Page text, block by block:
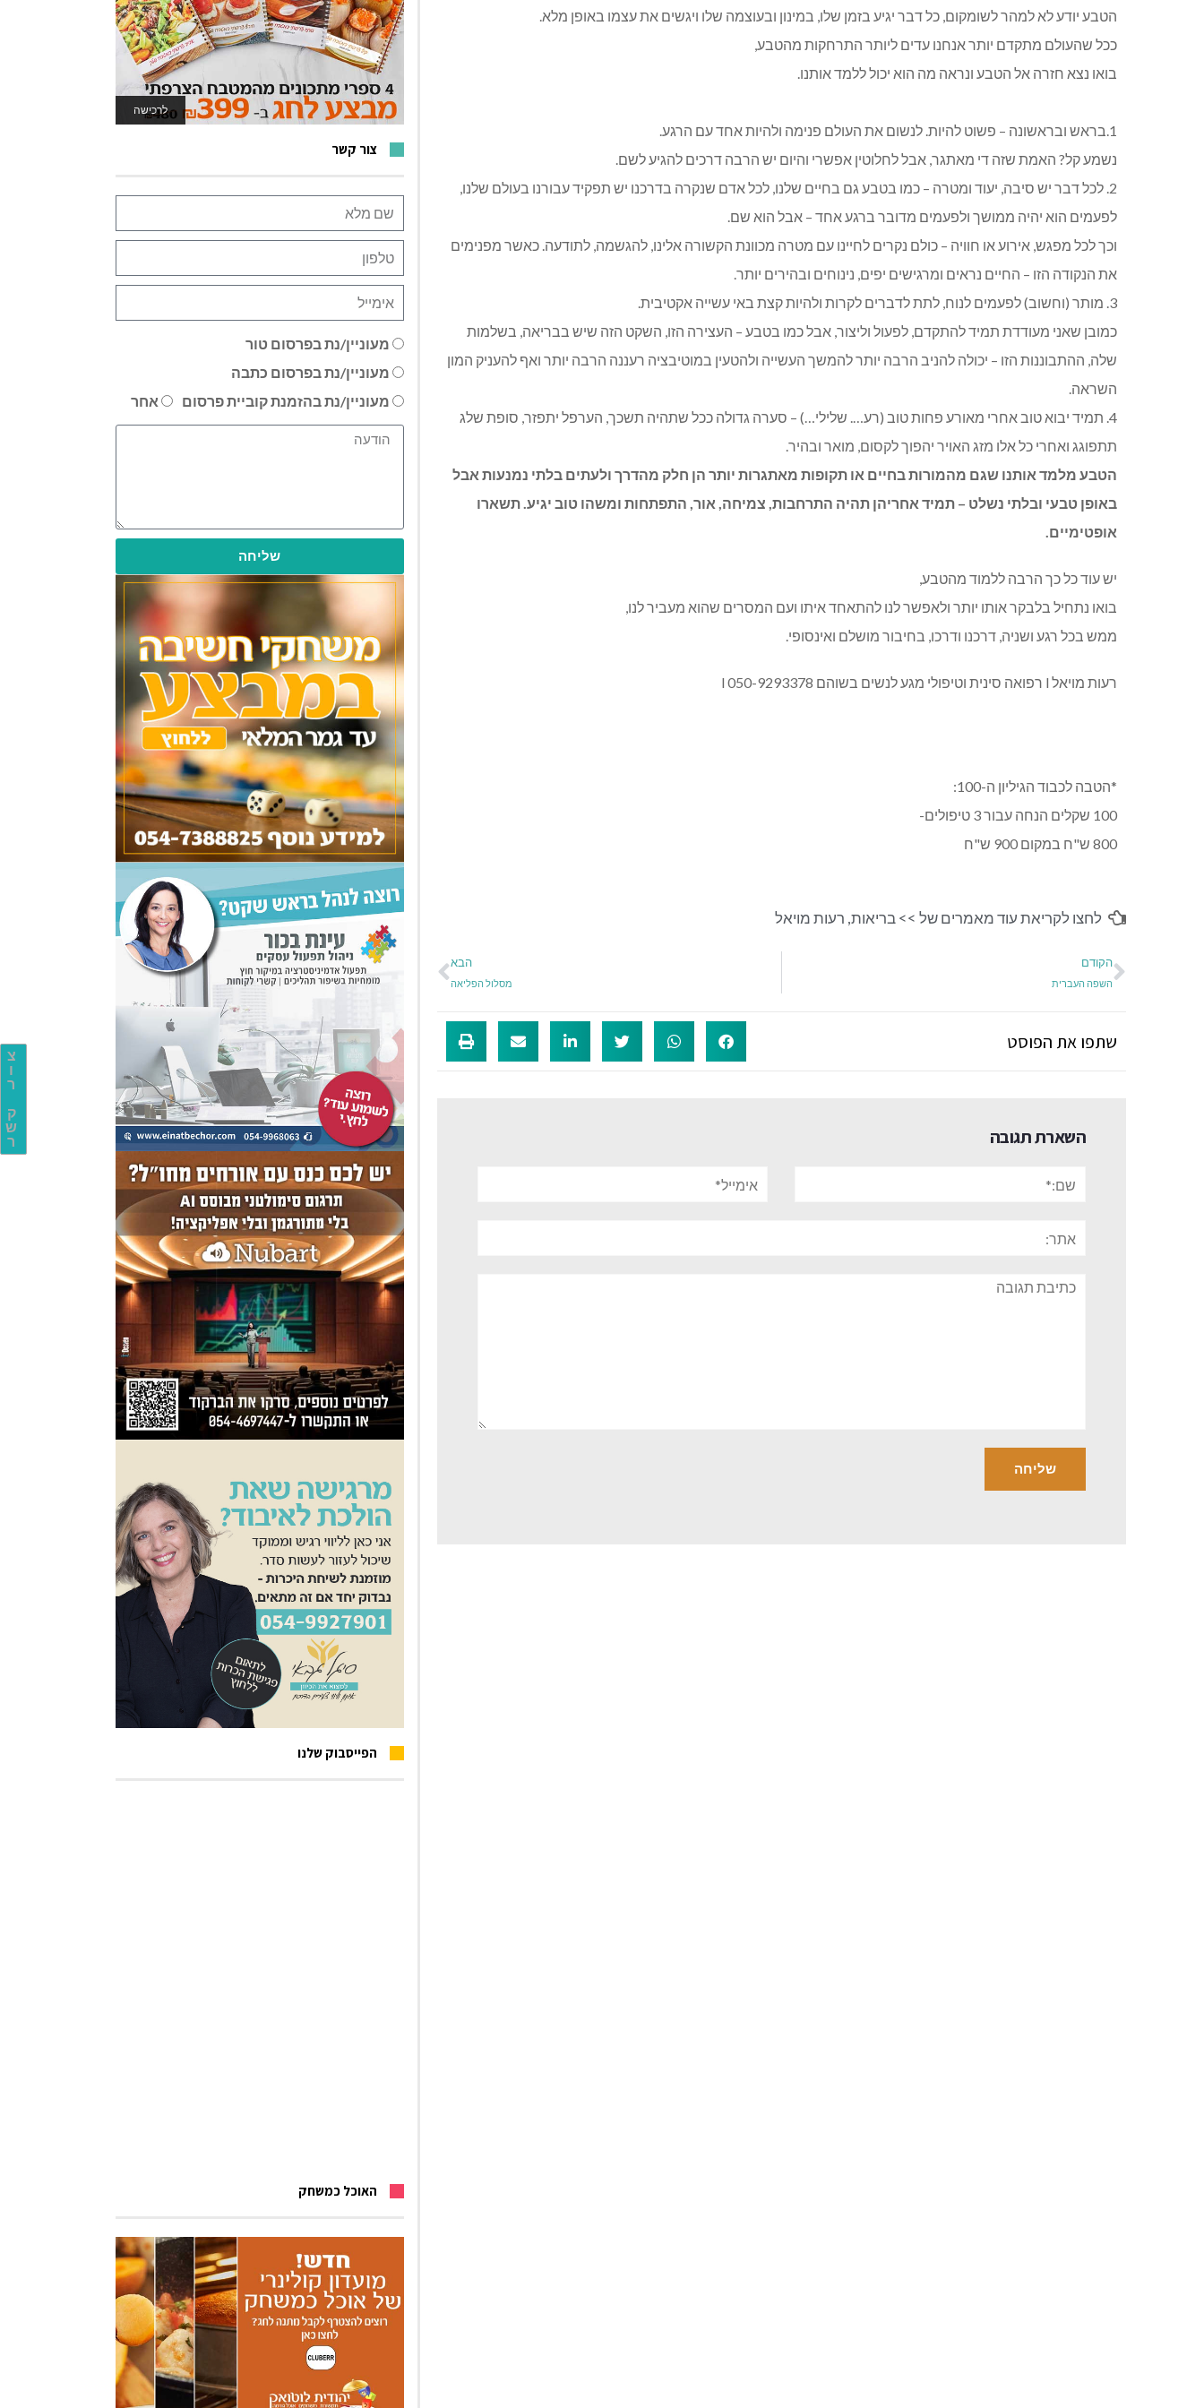
צ
ו
ר
ק
ש
ר
הטבע יודע לא למהר לשומקום, כל דבר יגיע בזמן שלו, במינון ובעוצמה שלו ויגשים את עצמו באופן מלא.
ככל שהעולם מתקדם יותר אנחנו עדים ליותר התרחקות מהטבע,
בואו נצא חזרה אל הטבע ונראה מה הוא יכול ללמד אותנו.
1.בראש ובראשונה – פשוט להיות. לנשום את העולם פנימה ולהיות אחד עם הרגע.
נשמע קל? האמת שזה די מאתגר, אבל לחלוטין אפשרי והיום יש הרבה דרכים להגיע לשם.
2. לכל דבר יש סיבה, יעוד ומטרה – כמו בטבע גם בחיים שלנו, לכל אדם שנקרה בדרכנו יש תפקיד עבורנו בעולם שלנו,
לפעמים הוא יהיה ממושך ולפעמים מדובר ברגע אחד – אבל הוא שם.
וכך לכל מפגש, אירוע או חוויה – כולם נקרים לחיינו עם מטרה מכוונת הקשורה אלינו, להגשמה, לתודעה. כאשר מפנימים
את הנקודה הזו – החיים נראים ומרגישים יפים, נינוחים ובהירים יותר.
3. מותר (וחשוב) לפעמים לנוח, לתת לדברים לקרות ולהיות קצת באי עשייה אקטיבית.
כמובן שאני מעודדת תמיד להתקדם, לפעול וליצור, אבל כמו בטבע – העצירה הזו, השקט הזה שיש בבריאה, בשלמות
שלה, ההתבוננות הזו – יכולה להניב הרבה יותר להמשך העשייה ולהטעין במוטיבציה רעננה הרבה יותר ואף להעניק המון
השראה.
4. תמיד יבוא טוב אחרי מאורע פחות טוב (רע…. שלילי…) – סערה גדולה ככל שתהיה תשכך, הערפל יתפזר, סופת שלג
תתפוגג ואחרי כל אלו מזג האויר יהפוך לקסום, מואר ובהיר.
הטבע מלמד אותנו שגם מהמורותבחיים או תקופות מאתגרות יותר הן חלק מהדרך ולעתים בלתי נמנעות אבל
באופן טבעי ובלתי נשלט – תמיד אחריהן תהיה התרחבות, צמיחה, אור, התפתחות ומשהו טוב יגיע.תשארו
אופטימיים.
יש עוד כל כך הרבה ללמוד מהטבע,
בואו נתחיל בלבקר אותו יותר ולאפשר לנו להתאחד איתו ועם המסרים שהוא מעביר לנו,
ממש בכל רגע ושניה, דרכנו ודרכו, בחיבור מושלם ואינסופי.
רעות מויאל l רפואה סינית וטיפולי מגע לנשים בשוהם l 050-9293378
*הטבה לכבוד הגיליון ה-100:
100 שקלים הנחה עבור 3 טיפולים-
800 ש"ח במקום 900 ש"ח
לחצו לקריאת עוד מאמרים של >>בריאות, רעות מויאל
הקודם
השפה העברית
הבא
מסלול הפליאה
שתפו את הפוסט
השארת תגובה
תגובה
לרכישה
לאתר המשחקים
צור קשר
מעוניין/נת בפרסום טור
מעוניין/נת בפרסום כתבה
מעוניין/נת בהזמנת קוביית פרסום
אחר
שליחה
הפייסבוק שלנו
האוכל כמשחק